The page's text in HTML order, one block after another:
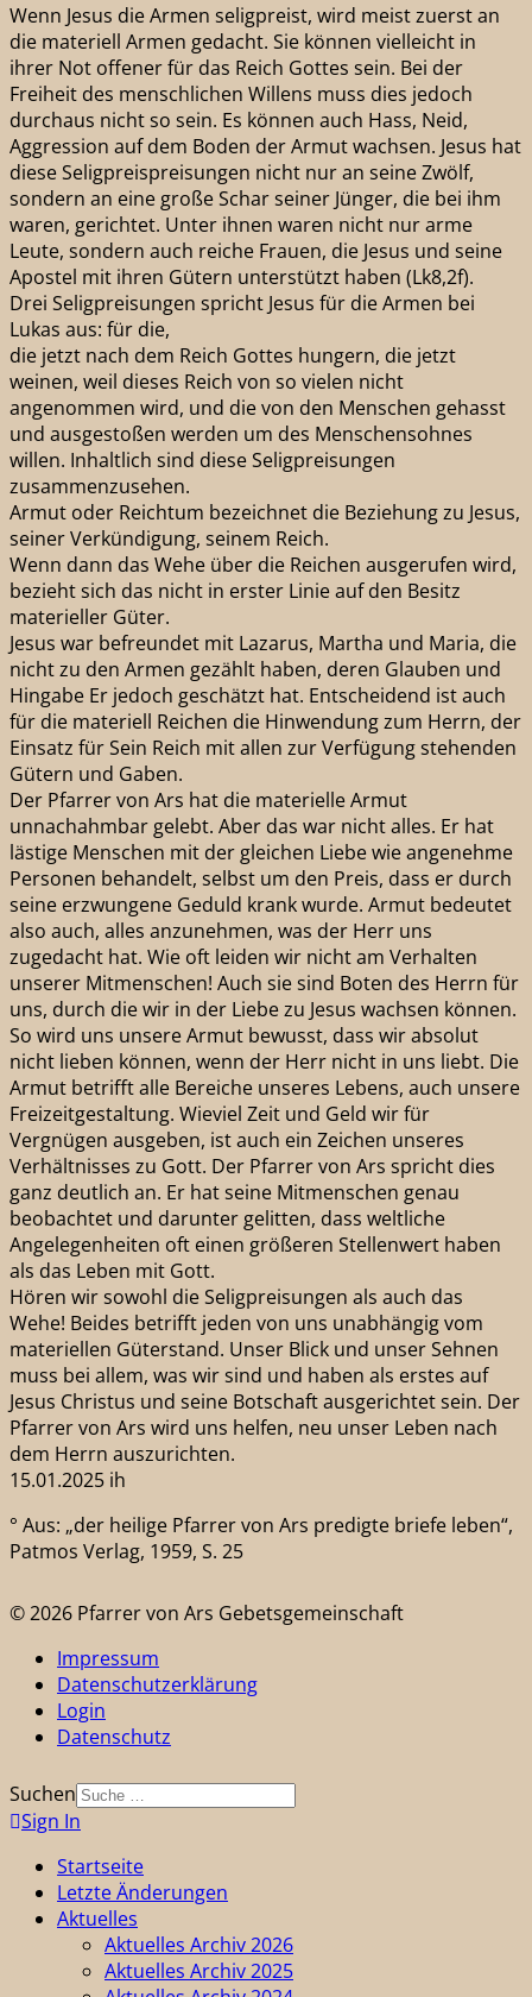
Wenn Jesus die Armen seligpreist, wird meist zuerst an
die materiell Armen gedacht. Sie können vielleicht in
ihrer Not offener für das Reich Gottes sein. Bei der
Freiheit des menschlichen Willens muss dies jedoch
durchaus nicht so sein. Es können auch Hass, Neid,
Aggression auf dem Boden der Armut wachsen. Jesus hat
diese Seligpreispreisungen nicht nur an seine Zwölf,
sondern an eine große Schar seiner Jünger, die bei ihm
waren, gerichtet. Unter ihnen waren nicht nur arme
Leute, sondern auch reiche Frauen, die Jesus und seine
Apostel mit ihren Gütern unterstützt haben (Lk8,2f).
Drei Seligpreisungen spricht Jesus für die Armen bei
Lukas aus: für die,
die jetzt nach dem Reich Gottes hungern, die jetzt
weinen, weil dieses Reich von so vielen nicht
angenommen wird, und die von den Menschen gehasst
und ausgestoßen werden um des Menschensohnes
willen. Inhaltlich sind diese Seligpreisungen
zusammenzusehen.
Armut oder Reichtum bezeichnet die Beziehung zu Jesus,
seiner Verkündigung, seinem Reich.
Wenn dann das Wehe über die Reichen ausgerufen wird,
bezieht sich das nicht in erster Linie auf den Besitz
materieller Güter.
Jesus war befreundet mit Lazarus, Martha und Maria, die
nicht zu den Armen gezählt haben, deren Glauben und
Hingabe Er jedoch geschätzt hat. Entscheidend ist auch
für die materiell Reichen die Hinwendung zum Herrn, der
Einsatz für Sein Reich mit allen zur Verfügung stehenden
Gütern und Gaben.
Der Pfarrer von Ars hat die materielle Armut
unnachahmbar gelebt. Aber das war nicht alles. Er hat
lästige Menschen mit der gleichen Liebe wie angenehme
Personen behandelt, selbst um den Preis, dass er durch
seine erzwungene Geduld krank wurde. Armut bedeutet
also auch, alles anzunehmen, was der Herr uns
zugedacht hat. Wie oft leiden wir nicht am Verhalten
unserer Mitmenschen! Auch sie sind Boten des Herrn für
uns, durch die wir in der Liebe zu Jesus wachsen können.
So wird uns unsere Armut bewusst, dass wir absolut
nicht lieben können, wenn der Herr nicht in uns liebt. Die
Armut betrifft alle Bereiche unseres Lebens, auch unsere
Freizeitgestaltung. Wieviel Zeit und Geld wir für
Vergnügen ausgeben, ist auch ein Zeichen unseres
Verhältnisses zu Gott. Der Pfarrer von Ars spricht dies
ganz deutlich an. Er hat seine Mitmenschen genau
beobachtet und darunter gelitten, dass weltliche
Angelegenheiten oft einen größeren Stellenwert haben
als das Leben mit Gott.
Hören wir sowohl die Seligpreisungen als auch das
Wehe! Beides betrifft jeden von uns unabhängig vom
materiellen Güterstand. Unser Blick und unser Sehnen
muss bei allem, was wir sind und haben als erstes auf
Jesus Christus und seine Botschaft ausgerichtet sein. Der
Pfarrer von Ars wird uns helfen, neu unser Leben nach
dem Herrn auszurichten.
15.01.2025 ih
° Aus: „der heilige Pfarrer von Ars predigte briefe leben“,
Patmos Verlag, 1959, S. 25
© 2026 Pfarrer von Ars Gebetsgemeinschaft
Impressum
Datenschutzerklärung
Login
Datenschutz
Suchen
Sign In
Startseite
Letzte Änderungen
Aktuelles
Aktuelles Archiv 2026
Aktuelles Archiv 2025